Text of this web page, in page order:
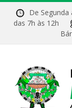
De
das 7h às 12h